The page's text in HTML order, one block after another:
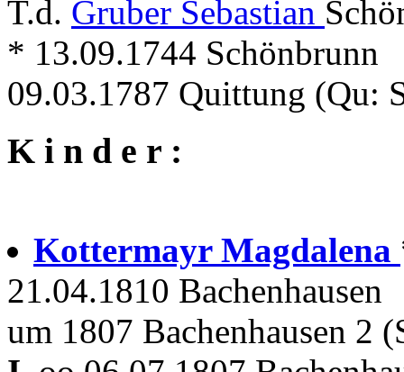
T.d. Gruber Sebastian
* 13.09.1744 Schönbrunn
09.03.1787 Quittung (Qu:
K i n d e r :
Kottermayr Magdalena
21.04.1810 Bachenhausen
um 1807 Bachenhausen 2